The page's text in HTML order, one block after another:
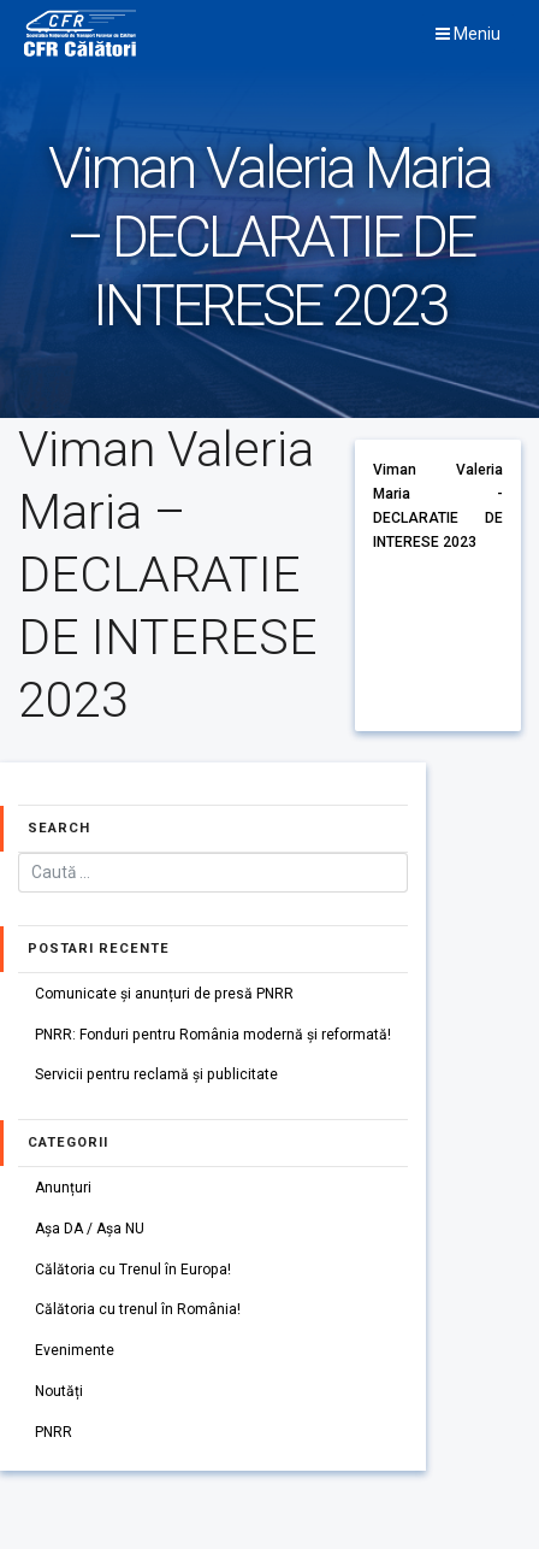
content
Meniu
Viman Valeria Maria
– DECLARATIE DE
INTERESE 2023
Viman Valeria
Maria –
DECLARATIE
DE INTERESE
2023
Viman Valeria
Maria -
DECLARATIE DE
INTERESE 2023
SEARCH
POSTARI RECENTE
Comunicate și anunțuri de presă PNRR
PNRR: Fonduri pentru România modernă și reformată!
Servicii pentru reclamă și publicitate
CATEGORII
Anunțuri
Așa DA / Așa NU
Călătoria cu Trenul în Europa!
Călătoria cu trenul în România!
Evenimente
Noutăți
PNRR